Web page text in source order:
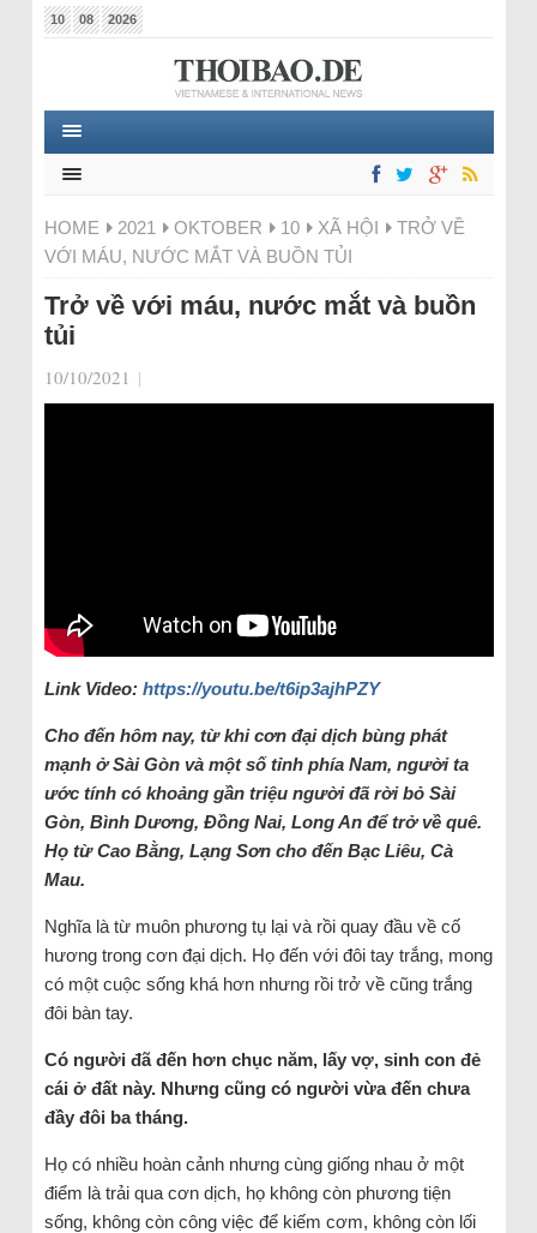
10 08 2026
HOME 2021 OKTOBER 10 XÃ HỘI
TRỞ VỀ
VỚI MÁU, NƯỚC MẮT VÀ BUỒN TỦI
Trở về với máu, nước mắt và buồn
tủi
10/10/2021 |
Link Video: https://youtu.be/t6ip3ajhPZY
Cho đến hôm nay, từ khi cơn đại dịch bùng phát
mạnh ở Sài Gòn và một số tỉnh phía Nam, người ta
ước tính có khoảng gần triệu người đã rời bỏ Sài
Gòn, Bình Dương, Đồng Nai, Long An để trở về quê.
Họ từ Cao Bằng, Lạng Sơn cho đến Bạc Liêu, Cà
Mau.
Nghĩa là từ muôn phương tụ lại và rồi quay đầu về cố
hương trong cơn đại dịch. Họ đến với đôi tay trắng, mong
có một cuộc sống khá hơn nhưng rồi trở về cũng trắng
đôi bàn tay.
Có người đã đến hơn chục năm, lấy vợ, sinh con đẻ
cái ở đất này. Nhưng cũng có người vừa đến chưa
đầy đôi ba tháng.
Họ có nhiều hoàn cảnh nhưng cùng giống nhau ở một
điểm là trải qua cơn dịch, họ không còn phương tiện
sống, không còn công việc để kiếm cơm, không còn lối